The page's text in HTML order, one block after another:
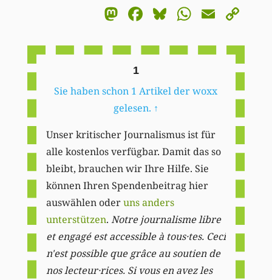
Mastodon
Facebook
BlueskyEmail
1
Sie haben schon 1 Artikel der woxx
gelesen. ↑
Unser kritischer Journalismus ist für
alle kostenlos verfügbar. Damit das so
bleibt, brauchen wir Ihre Hilfe. Sie
können Ihren Spendenbeitrag hier
auswählen oderuns anders
unterstützen. Notre journalisme libre
et engagé est accessible à tous·tes. Ceci
n'est possible que grâce au soutien de
nos lecteur·rices. Si vous en avez les